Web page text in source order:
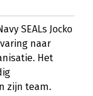
SEALs Jocko
naar
Het
zijn team.